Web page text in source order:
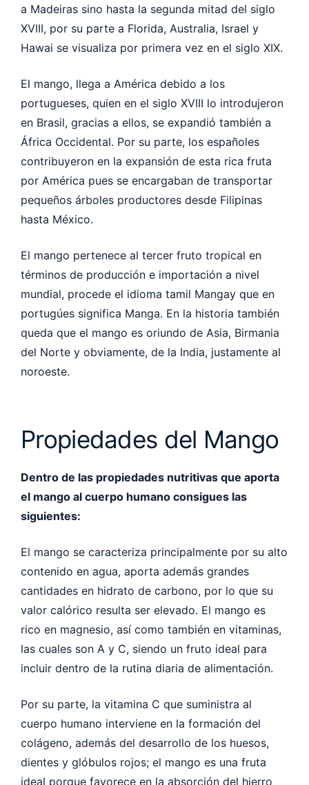
a Madeiras sino hasta la segunda mitad del siglo
XVIII, por su parte a Florida, Australia, Israel y
Hawai se visualiza por primera vez en el siglo XIX.
El mango, llega a América debido a los
portugueses, quien en el siglo XVIII lo introdujeron
en Brasil, gracias a ellos, se expandió también a
África Occidental. Por su parte, los españoles
contribuyeron en la expansión de esta rica fruta
por América pues se encargaban de transportar
pequeños árboles productores desde Filipinas
hasta México.
El mango pertenece al tercer fruto tropical en
términos de producción e importación a nivel
mundial, procede el idioma tamil Mangay que en
portugúes significa Manga. En la historia también
queda que el mango es oriundo de Asia, Birmania
del Norte y obviamente, de la India, justamente al
noroeste.
Propiedades del Mango
Dentro de las propiedades nutritivas que aporta
el mango al cuerpo humano consigues las
siguientes:
El mango se caracteriza principalmente por su alto
contenido en agua, aporta además grandes
cantidades en hidrato de carbono, por lo que su
valor calórico resulta ser elevado. El mango es
rico en magnesio, así como también en vitaminas,
las cuales son A y C, siendo un fruto ideal para
incluir dentro de la rutina diaria de alimentación.
Por su parte, la vitamina C que suministra al
cuerpo humano interviene en la formación del
colágeno, además del desarrollo de los huesos,
dientes y glóbulos rojos; el mango es una fruta
ideal porque favorece en la absorción del hierro